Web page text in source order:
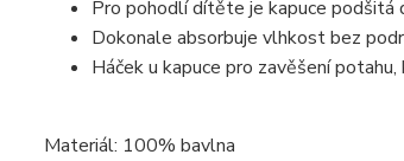
Pro pohodlí dítěte je kapuce podšitá
Dokonale absorbuje vlhkost bez
Háček u kapuce pro zavěšení
Materiál: 100% bavlna